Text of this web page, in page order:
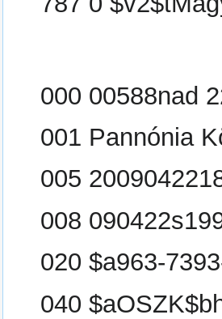
000 00588nad
001 Pannónia
005
008
020 $a963-
040